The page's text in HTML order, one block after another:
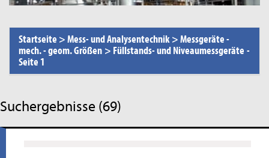
Startseite >Mess- und Analysentechnik >Messgeräte -
mech. - geom. Größen > Füllstands- und Niveaumessgeräte -
Seite 1
Suchergebnisse (69)